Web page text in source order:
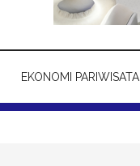
EKONOMI PARIWISATA